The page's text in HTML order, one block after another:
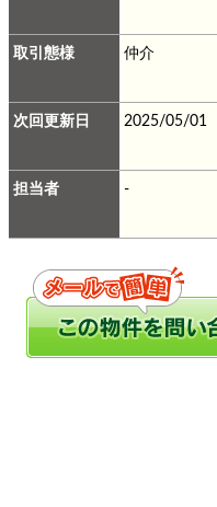
取引態様 仲介
次回更新日 2025/05/01
担当者 -